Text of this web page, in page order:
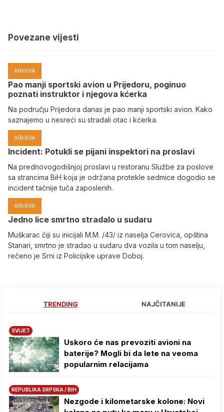
Povezane vijesti
ARHIVA
Pao manji sportski avion u Prijedoru, poginuo
poznati instruktor i njegova kćerka
Na području Prijedora danas je pao manji sportski avion. Kako
saznajemo u nesreći su stradali otac i kćerka.
ARHIVA
Incident: Potukli se pijani inspektori na proslavi
Na prednovogodišnjoj proslavi u restoranu Službe za poslove
sa strancima BiH koja je održana protekle sedmice dogodio se
incident tačnije tuča zaposlenih.
ARHIVA
Јedno lice smrtno stradalo u sudaru
Muškarac čiji su inicijali M.M. /43/ iz naselja Cerovica, opština
Stanari, smrtno je stradao u sudaru dva vozila u tom naselju,
rečeno je Srni iz Policijske uprave Doboj.
TRENDING NAJČITANIJE
SVIJET
Uskoro će nas prevoziti avioni na
baterije? Mogli bi da lete na veoma
popularnim relacijama
REPUBLIKA SRPSKA / BIH
Nezgode i kilometarske kolone: Novi